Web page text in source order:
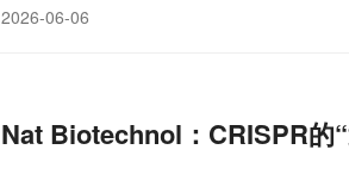
2026-06-06
Nat Biotechnol：CRISPR